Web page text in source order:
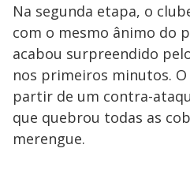
Na segunda etapa, o
com o mesmo ânimo do
acabou surpreendido
nos primeiros minutos.
partir de um contra-
que quebrou todas as
merengue.